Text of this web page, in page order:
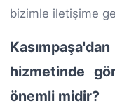
bizimle iletişime
hizmetinde
önemli midir?